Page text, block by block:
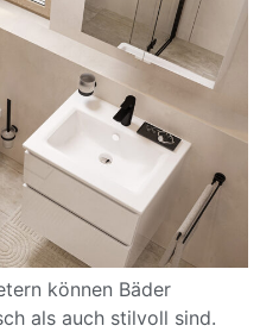
können Bäder
als auch stilvoll sind.